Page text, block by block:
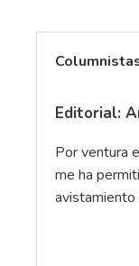
Editorial:
Por ventura
me ha
avistamiento